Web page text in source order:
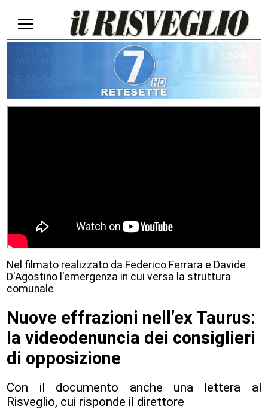
Nel filmato realizzato da Federico Ferrara e Davide
D'Agostino l'emergenza in cui versa la struttura
comunale
Nuove effrazioni nell’ex Taurus:
la videodenuncia dei consiglieri
di opposizione
Con il documento anche una lettera al
Risveglio, cui risponde il direttore